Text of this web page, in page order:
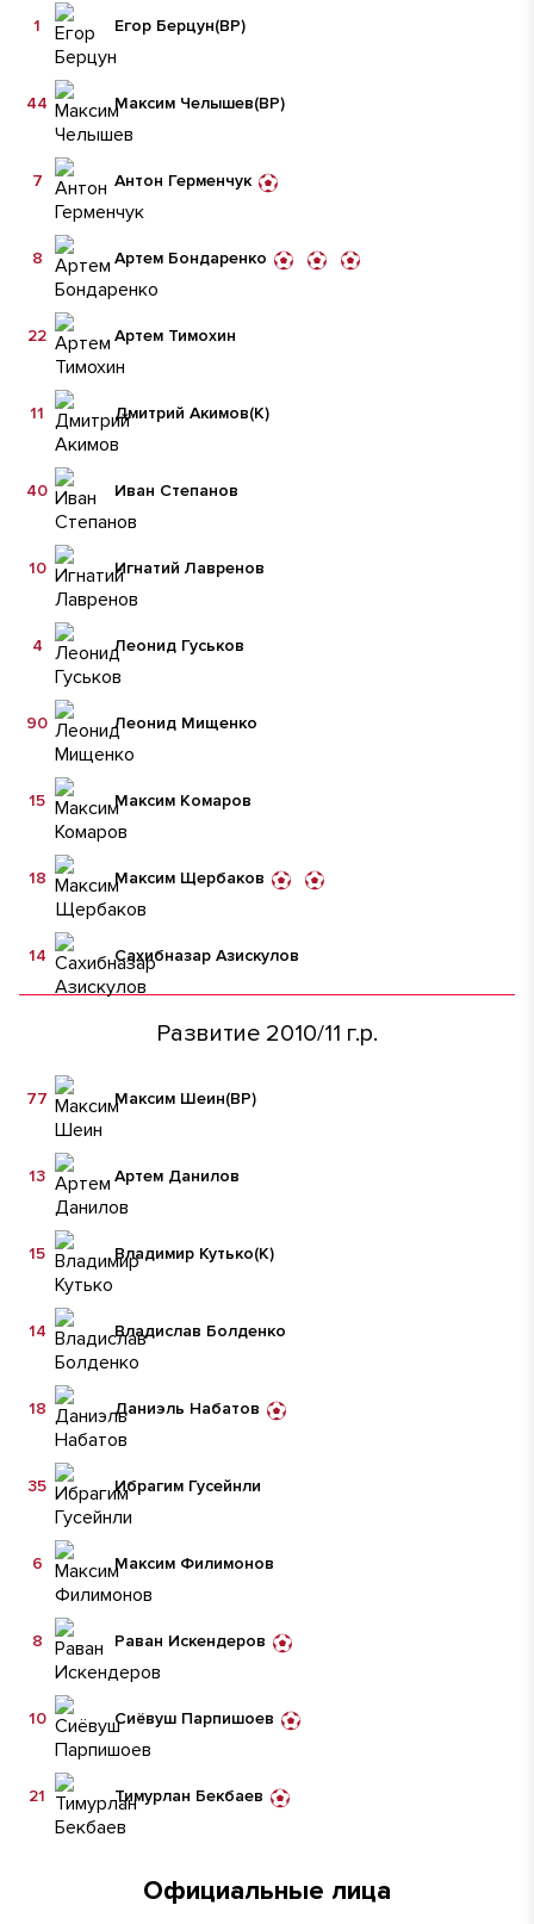
Егор Берцун(ВР)
1
Максим Челышев(ВР)
44
Антон Герменчук
7
Артем Бондаренко
8
Артем Тимохин
22
Дмитрий Акимов(К)
11
Иван Степанов
40
Игнатий Лавренов
10
Леонид Гуськов
4
Леонид Мищенко
90
Максим Комаров
15
Максим Щербаков
18
Сахибназар Азискулов
14
Развитие 2010/11 г.р.
Максим Шеин(ВР)
77
Артем Данилов
13
Владимир Кутько(К)
15
Владислав Болденко
14
Даниэль Набатов
18
Ибрагим Гусейнли
35
Максим Филимонов
6
Раван Искендеров
8
Сиёвуш Парпишоев
10
Тимурлан Бекбаев
21
Официальные лица